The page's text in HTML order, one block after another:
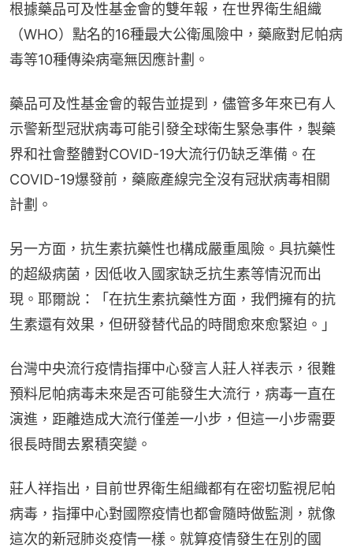
根據藥品可及性基金會的雙年報，在世界衛生組織
（WHO）點名的16種最大公衛風險中，藥廠對尼帕病
毒等10種傳染病毫無因應計劃。
藥品可及性基金會的報告並提到，儘管多年來已有人
示警新型冠狀病毒可能引發全球衛生緊急事件，製藥
界和社會整體對COVID-19大流行仍缺乏準備。在
COVID-19爆發前，藥廠產線完全沒有冠狀病毒相關
計劃。
另一方面，抗生素抗藥性也構成嚴重風險。具抗藥性
的超級病菌，因低收入國家缺乏抗生素等情況而出
現。耶爾說：「在抗生素抗藥性方面，我們擁有的抗
生素還有效果，但研發替代品的時間愈來愈緊迫。」
台灣中央流行疫情指揮中心發言人莊人祥表示，很難
預料尼帕病毒未來是否可能發生大流行，病毒一直在
演進，距離造成大流行僅差一小步，但這一小步需要
很長時間去累積突變。
莊人祥指出，目前世界衛生組織都有在密切監視尼帕
病毒，指揮中心對國際疫情也都會隨時做監測，就像
這次的新冠肺炎疫情一樣。就算疫情發生在別的國